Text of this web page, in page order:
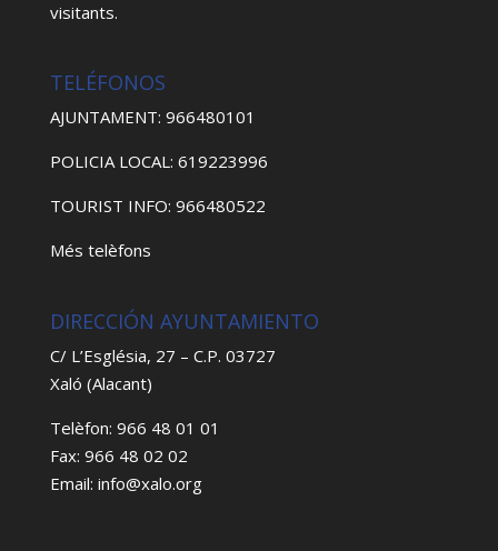
visitants.
TELÉFONOS
AJUNTAMENT: 966480101
POLICIA LOCAL: 619223996
TOURIST INFO: 966480522
Més telèfons
DIRECCIÓN AYUNTAMIENTO
C/ L’Església, 27 – C.P. 03727
Xaló (Alacant)
Telèfon: 966 48 01 01
Fax: 966 48 02 02
Email: info@xalo.org